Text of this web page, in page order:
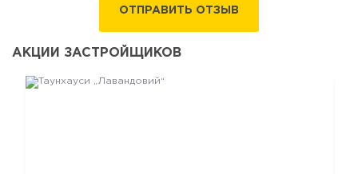
ОТПРАВИТЬ ОТЗЫВ
АКЦИИ ЗАСТРОЙЩИКОВ